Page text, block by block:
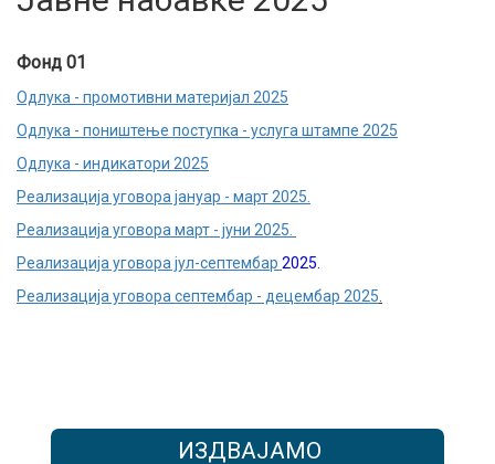
Фонд 01
Одлука - промотивни материјал 2025
Одлука - поништење поступка - услуга штампе 2025
Одлука - индикатори 2025
Реализација уговора јануар - март 2025.
Реализација уговора март - јуни 2025.
Реализација уговора јул-септембар 2025.
Реализација уговора септембар - децембар 2025
ИЗДВАЈАМО